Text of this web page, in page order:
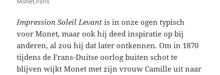
Impression Soleil Levant is in onze ogen typisch
voor Monet,maar ook hij deed inspiratie op bij
anderen, al zou hij dat later ontkennen. Om in 1870
tijdens de Frans-Duitse oorlog buiten schot te
blijven wijkt Monet met zijn vrouw Camille uit naar